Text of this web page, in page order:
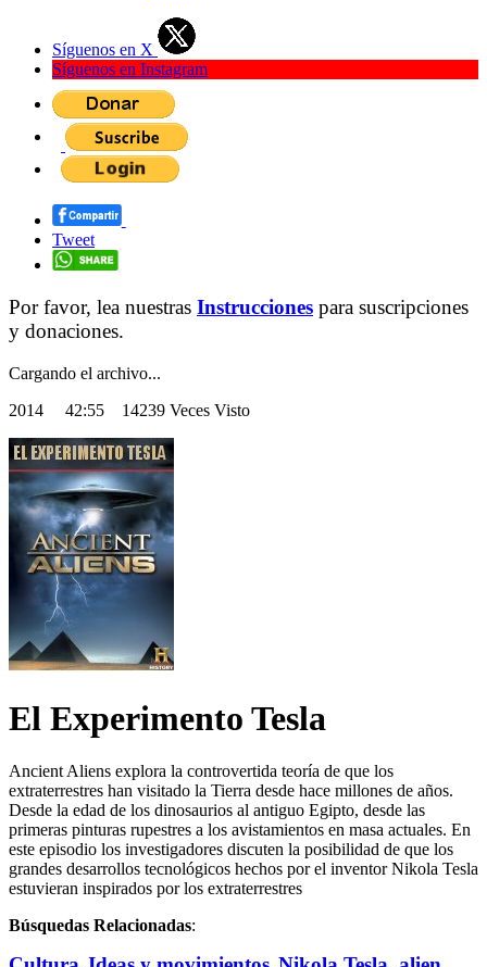
Síguenos en X
Síguenos en Instagram
Tweet
Por favor, lea nuestras Instrucciones para suscripciones
y donaciones.
Cargando el archivo...
2014 42:55 14239 Veces Visto
El Experimento Tesla
Ancient Aliens explora la controvertida teoría de que los
extraterrestres han visitado la Tierra desde hace millones de años.
Desde la edad de los dinosaurios al antiguo Egipto, desde las
primeras pinturas rupestres a los avistamientos en masa actuales. En
este episodio los investigadores discuten la posibilidad de que los
grandes desarrollos tecnológicos hechos por el inventor Nikola Tesla
estuvieran inspirados por los extraterrestres
Búsquedas Relacionadas: